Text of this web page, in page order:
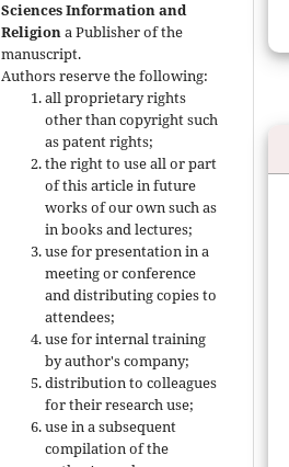
Sciences Information and
Religiona Publisher of the
manuscript.
Authors reserve the following:
all proprietary rights
other than copyright such
as patent rights;
the right to use all or part
of this article in future
works of our own such as
in books and lectures;
use for presentation in a
meeting or conference
and distributing copies to
attendees;
use for internal training
by author's company;
distribution to colleagues
for their research use;
use in a subsequent
compilation of the